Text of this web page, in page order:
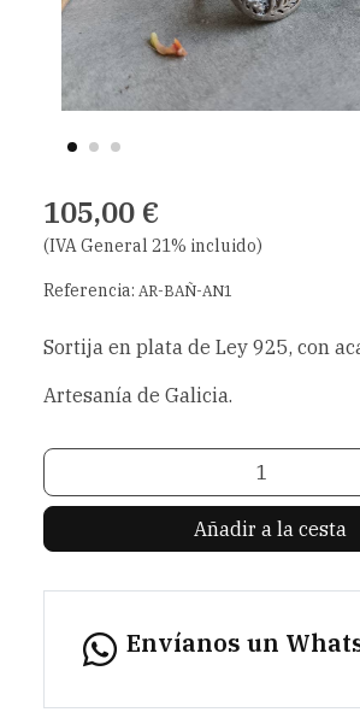
105,00 €
(IVA General 21% incluido)
Referencia: AR-BAÑ-AN1
Sortija en plata de Ley 925, con
Artesanía de Galicia.
Añadir a la cesta
Envíanos un